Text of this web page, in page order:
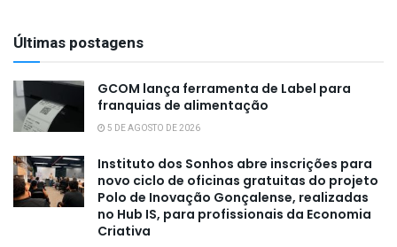
Últimas postagens
GCOM lança ferramenta de Label para
franquias de alimentação
5 DE AGOSTO DE 2026
Instituto dos Sonhos abre inscrições para
novo ciclo de oficinas gratuitas do projeto
Polo de Inovação Gonçalense, realizadas
no Hub IS, para profissionais da Economia
Criativa